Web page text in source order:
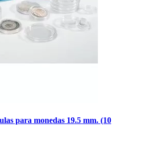
para monedas 19.5 mm. (10